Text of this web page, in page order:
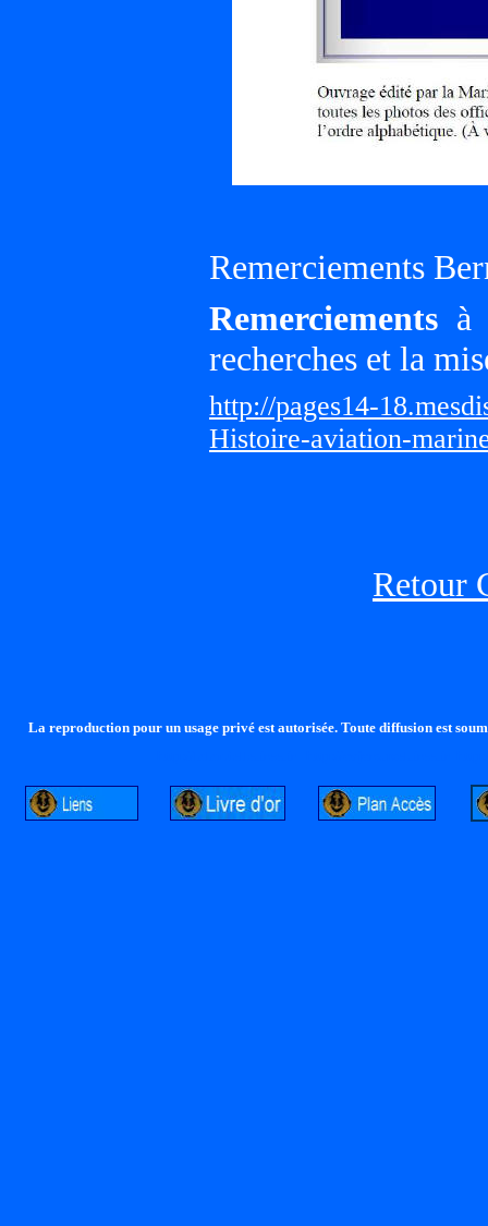
Remerciements
Remerciements à
recherches et la
http://pages14-
Histoire-aviation-
Retour
La reproduction pour un usage privé est autorisée. Toute diffusion est